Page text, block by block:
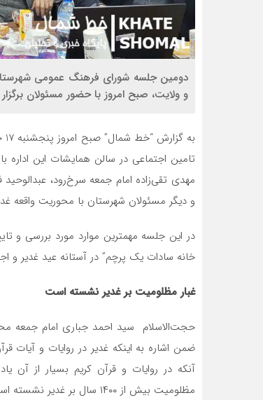
دومین جلسه شورای فرهنگ عمومی
و ولایت، صبح امروز با حضور مسئولان
تامین اجتماعی در سالن همایشات این
مهدی تقی‌زاده امام جمعه سرخ‌‌رود، عبدالوحید
و دیگر مسئولان شهرستان با محوریت واقعه
در این جلسه مهمترین موارد مورد بررسی و
خانه سادات یک پرچم” در آستانه عید غدیر و
غبار مظلومیت بر غدیر نشسته است
حجت‌الاسلام سید احمد جباری امام جمعه
ضمن اشاره به اینکه غدیر در روایات و آیات
آنکه در روایات و قرآن کریم بسیار از
مظلومیت بیش از ۱۴۰۰ سال بر غدیر نشسته است.